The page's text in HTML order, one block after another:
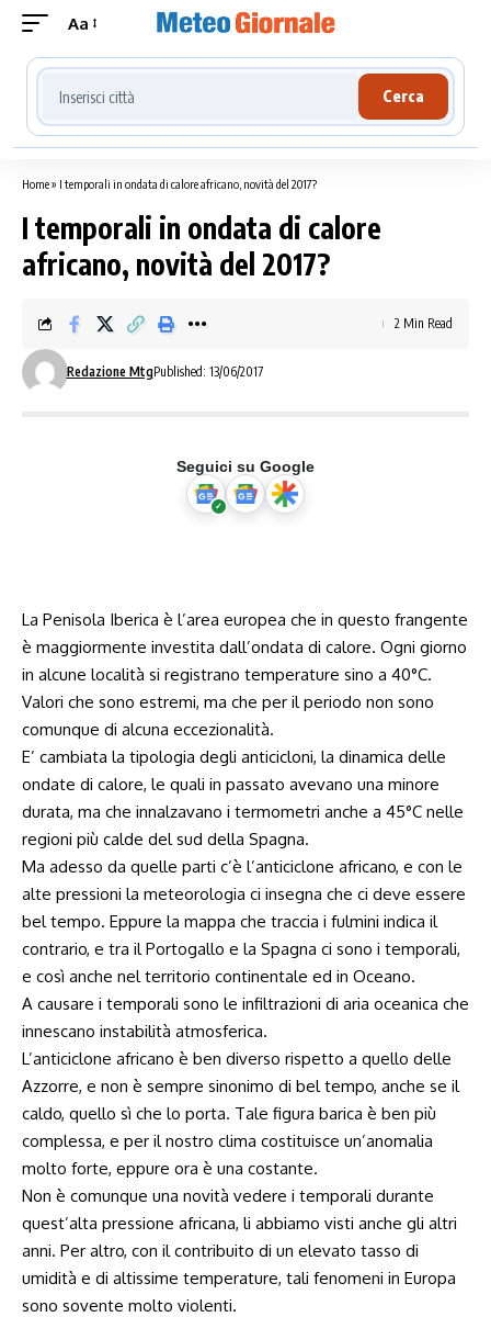
Aa
Cerca località meteo
Cerca
Home» I temporali in ondata di calore africano, novità del 2017?
I temporali in ondata di calore
africano, novità del 2017?
Redazione MtgPublished: 13/06/2017
2 Min Read
Seguici su Google
La Penisola Iberica è l’area europea che in questo frangente
è maggiormente investita dall’ondata di calore. Ogni giorno
in alcune località si registrano temperature sino a 40°C.
Valori che sono estremi, ma che per il periodo non sono
comunque di alcuna eccezionalità.
E’ cambiata la tipologia degli anticicloni, la dinamica delle
ondate di calore, le quali in passato avevano una minore
durata, ma che innalzavano i termometri anche a 45°C nelle
regioni più calde del sud della Spagna.
Ma adesso da quelle parti c’è l’anticiclone africano, e con le
alte pressioni la meteorologia ci insegna che ci deve essere
bel tempo. Eppure la mappa che traccia i fulmini indica il
contrario, e tra il Portogallo e la Spagna ci sono i temporali,
e così anche nel territorio continentale ed in Oceano.
A causare i temporali sono le infiltrazioni di aria oceanica che
innescano instabilità atmosferica.
L’anticiclone africano è ben diverso rispetto a quello delle
Azzorre, e non è sempre sinonimo di bel tempo, anche se il
caldo, quello sì che lo porta. Tale figura barica è ben più
complessa, e per il nostro clima costituisce un’anomalia
molto forte, eppure ora è una costante.
Non è comunque una novità vedere i temporali durante
quest’alta pressione africana, li abbiamo visti anche gli altri
anni. Per altro, con il contribuito di un elevato tasso di
umidità e di altissime temperature, tali fenomeni in Europa
sono sovente molto violenti.